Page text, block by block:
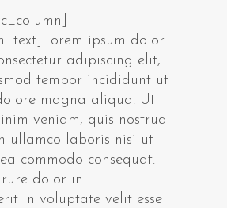
ipsum dolor
adipiscing elit,
tempor incididunt ut
magna aliqua. Ut
veniam, quis nostrud
ullamco laboris nisi ut
commodo consequat.
dolor in
in voluptate velit esse